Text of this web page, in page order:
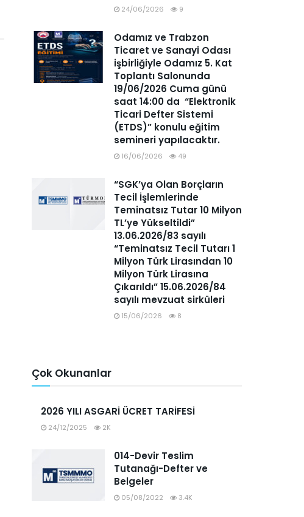
24/06/2026 9
Odamız ve Trabzon
Ticaret ve Sanayi Odası
işbirliğiyle Odamız 5. Kat
Toplantı Salonunda
19/06/2026 Cuma günü
saat 14:00 da “Elektronik
Ticari Defter Sistemi
(ETDS)” konulu eğitim
semineri yapılacaktır.
16/06/2026 49
“SGK’ya Olan Borçların
Tecil İşlemlerinde
Teminatsız Tutar 10 Milyon
TL’ye Yükseltildi”
13.06.2026/83 sayılı
“Teminatsız Tecil Tutarı 1
Milyon Türk Lirasından 10
Milyon Türk Lirasına
Çıkarıldı” 15.06.2026/84
sayılı mevzuat sirküleri
15/06/2026 8
Çok Okunanlar
2026 YILI ASGARİ ÜCRET TARİFESİ
24/12/2025 2K
014-Devir Teslim
Tutanağı-Defter ve
Belgeler
05/08/2022 3.4K